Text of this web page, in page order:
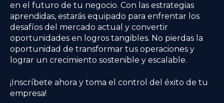
en el futuro de tu negocio. Con las estrategias
aprendidas, estarás equipado para enfrentar los
desafíos del mercado actual y convertir
oportunidades en logros tangibles. No pierdas la
oportunidad de transformar tus operaciones y
lograr un crecimiento sostenible y escalable.
¡Inscríbete ahora y toma el control del éxito de tu
empresa!